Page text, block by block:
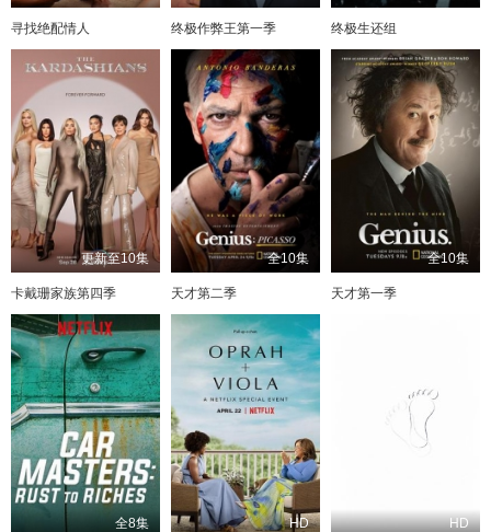
寻找绝配情人 终极作弊王第一季 终极生还组
更新至10集
卡戴珊家族第四季
全10集
天才第二季
全10集
天才第一季
全8集 HD HD